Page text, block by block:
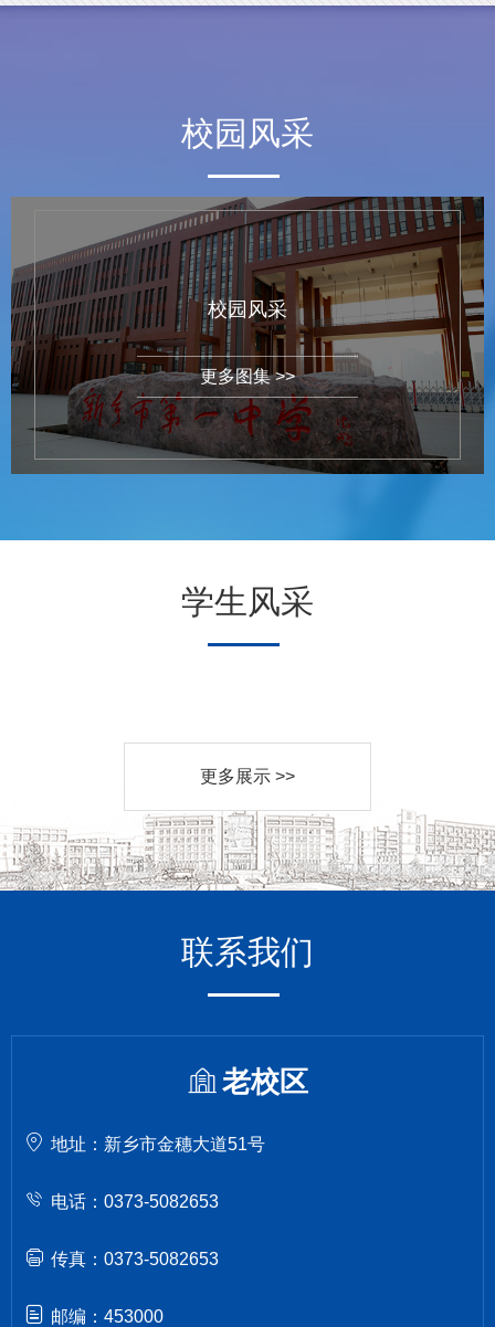
校园风采
校园风采
更多图集 >>
学生风采
更多展示 >>
联系我们
老校区
地址：新乡市金穗大道51号
电话：0373-5082653
传真：0373-5082653
邮编：453000